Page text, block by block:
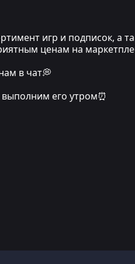
игр и подписок, а
ценам на
в чат💭
его утром⏰